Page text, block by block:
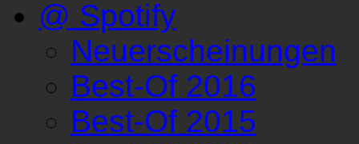
@ Spotify
Neuerscheinungen
Best-Of 2016
Best-Of 2015